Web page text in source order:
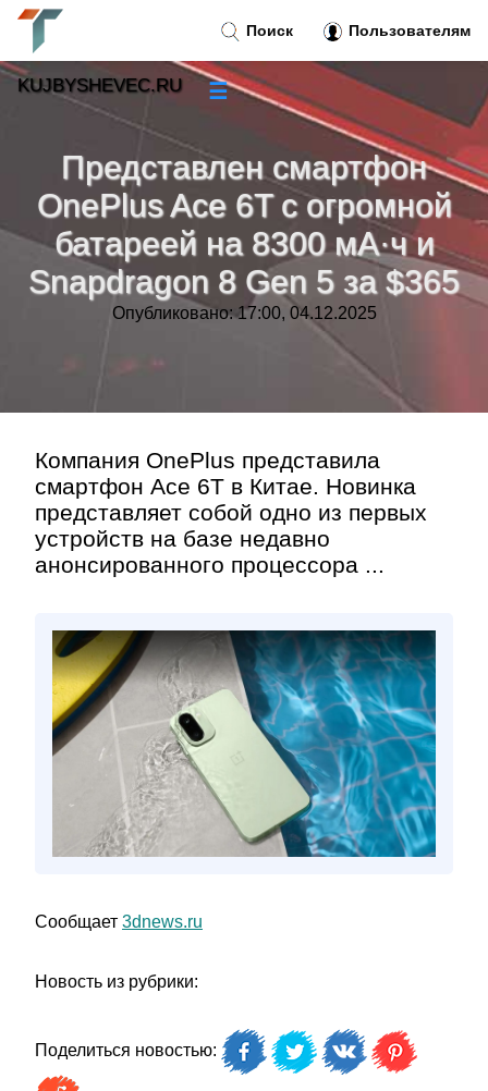
Представлен смартфон
OnePlus Ace 6T с огромной
батареей на 8300 мА·ч и
Snapdragon 8 Gen 5 за $365
Опубликовано: 17:00, 04.12.2025
Компания OnePlus представила
смартфон Ace 6T в Китае. Новинка
представляет собой одно из первых
устройств на базе недавно
анонсированного процессора ...
Сообщает 3dnews.ru
Новость из рубрики:
Поделиться новостью:
Поиск Пользователям
KUJBYSHEVEC.RU ☰
Новости
Тренды новостей»
Рубрики»
»